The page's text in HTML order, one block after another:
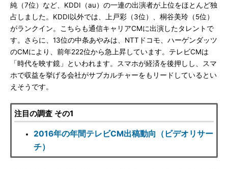
純（7位）など、KDDI（au）の一連の出演者が上位をほとんど独
占しました。KDDI以外では、上戸彩（3位）、桐谷美玲（5位）
がランクイン。こちらも通信キャリアCMに出演したタレントで
す。さらに、13位の中条あやみは、NTTドコモ、ハーゲンダッツ
のCMにより、前年222位から急上昇しています。テレビCMは
「時代を映す鏡」といわれます。スマホが経済を後押しし、スマ
ホで収益を挙げる会社がサブカルチャーをもリードしているとい
えそうです。
注目の調査 その1
2016年の年間テレビCM出稿動向（ビデオリサー
チ）